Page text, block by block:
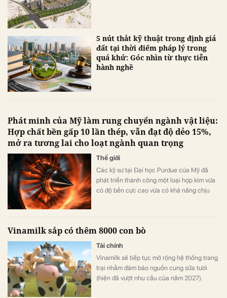
5 nút thắt kỹ thuật trong định giá
đất tại thời điểm pháp lý trong
quá khứ: Góc nhìn từ thực tiễn
hành nghề
Phát minh của Mỹ làm rung chuyển ngành vật liệu:
Hợp chất bền gấp 10 lần thép, vẫn đạt độ dẻo 15%,
mở ra tương lai cho loạt ngành quan trọng
Thế giới
Các kỹ sư tại Đại học Purdue của Mỹ đã
phát triển thành công một loại hợp kim vừa
có độ bền cực cao vừa có khả năng chịu
Vinamilk sắp có thêm 8000 con bò
Tài chính
Vinamilk sẽ tiếp tục mở rộng hệ thống trang
trại nhằm đảm bảo nguồn cung sữa tươi
(hiện đã vượt nhu cầu của năm 2027).